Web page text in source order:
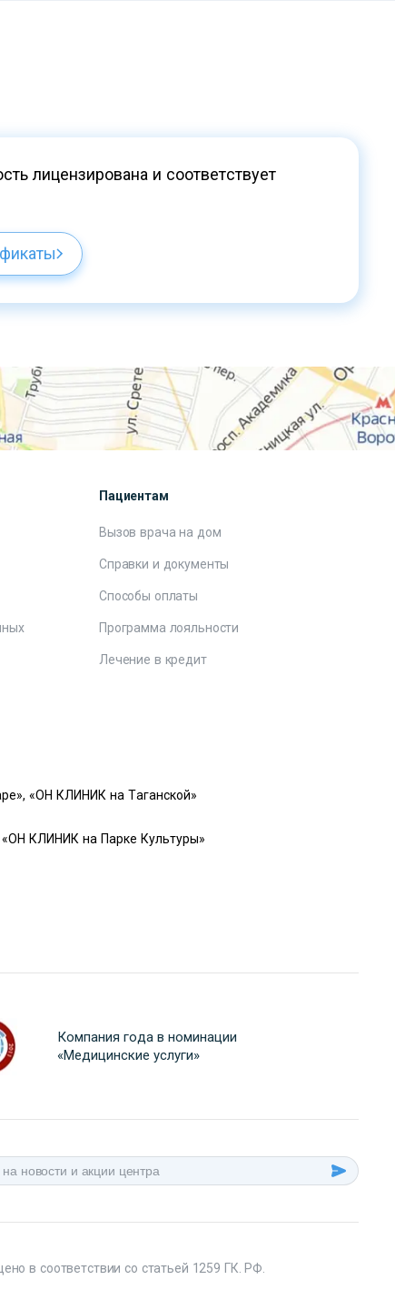
лицензирована и соответствует
Пациентам
Вызов врача на дом
Справки и документы
Способы оплаты
Программа лояльности
Лечение в кредит
«ОН КЛИНИК на Таганской»
КЛИНИК на Парке Культуры»
Компания года в номинации
«Медицинские услуги»
в соответствии со статьей 1259 ГК. РФ.